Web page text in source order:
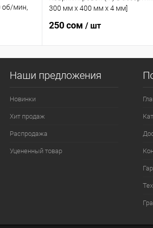
об/мин,
300 мм x 400 мм x 4 мм]
250 сом / шт
Наши предложения
Новинки
Хит продаж
Распродажа
Уцененный товар